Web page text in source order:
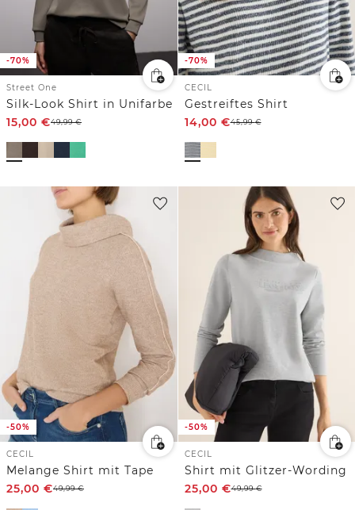
-70%
Street One
Silk-Look Shirt in Unifarbe
15,00 €49,99€
-70%
CECIL
Gestreiftes Shirt
14,00 €45,99€
-50%
CECIL
Melange Shirt mit Tape
25,00 €49,99€
-50%
CECIL
Shirt mit Glitzer-Wording
25,00 €49,99€